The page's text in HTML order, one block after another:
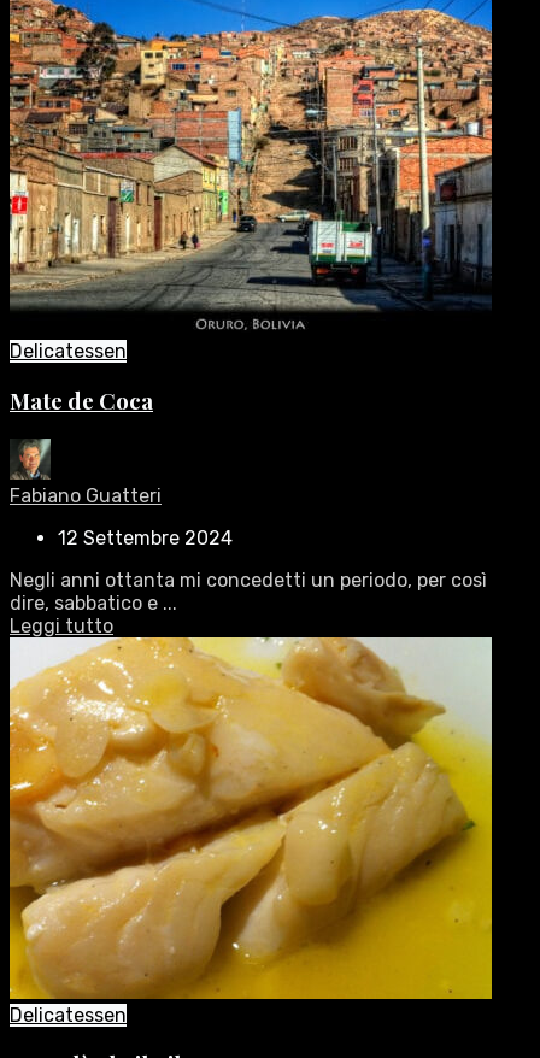
Delicatessen
Mate de Coca
Fabiano Guatteri
12 Settembre 2024
Negli anni ottanta mi concedetti un periodo, per così
dire, sabbatico e ...
Leggi tutto
Delicatessen